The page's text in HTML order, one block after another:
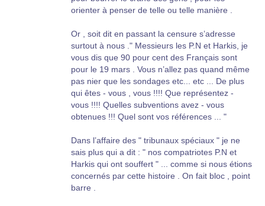
orienter à penser de telle ou telle manière .
Or , soit dit en passant la censure s’adresse
surtout à nous ." Messieurs les P.N et Harkis, je
vous dis que 90 pour cent des Français sont
pour le 19 mars . Vous n’allez pas quand même
pas nier que les sondages etc... etc ... De plus
qui êtes - vous , vous !!!! Que représentez -
vous !!!! Quelles subventions avez - vous
obtenues !!! Quel sont vos références ... "
Dans l’affaire des " tribunaux spéciaux " je ne
sais plus qui a dit : " nos compatriotes P.N et
Harkis qui ont souffert " ... comme si nous étions
concernés par cette histoire . On fait bloc , point
barre .